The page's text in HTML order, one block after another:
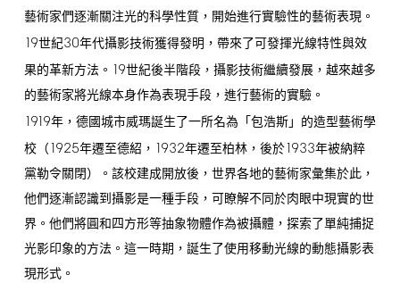
藝術家們逐漸關注光的科學性質，開始進行實驗性的藝術表現。
19世紀30年代攝影技術獲得發明，帶來了可發揮光線特性與效
果的革新方法。 19世紀後半階段，攝影技術繼續發展，越來越多
的藝術家將光線本身作為表現手段，進行藝術的實驗。
1919年，德國城市威瑪誕生了一所名為「包浩斯」的造型藝術學
校（1925年遷至德紹， 1932年遷至柏林，後於1933年被納粹
黨勒令關閉）。該校建成開放後，世界各地的藝術家彙集於此，
他們逐漸認識到攝影是一種手段，可瞭解不同於肉眼中現實的世
界。他們將圓和四方形等抽象物體作為被攝體，探索了單純捕捉
光影印象的方法。這一時期，誕生了使用移動光線的動態攝影表
現形式。